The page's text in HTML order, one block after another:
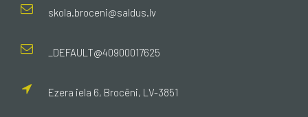
skola.broceni@saldus.lv
_DEFAULT@40900017625
Ezera iela 6, Brocēni, LV-3851